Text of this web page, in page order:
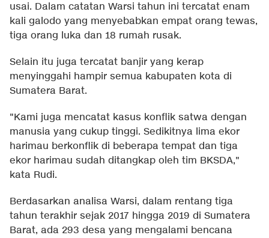
usai. Dalam catatan Warsi tahun ini tercatat enam
kali galodo yang menyebabkan empat orang tewas,
tiga orang luka dan 18 rumah rusak.
Selain itu juga tercatat banjir yang kerap
menyinggahi hampir semua kabupaten kota di
Sumatera Barat.
"Kami juga mencatat kasus konflik satwa dengan
manusia yang cukup tinggi. Sedikitnya lima ekor
harimau berkonflik di beberapa tempat dan tiga
ekor harimau sudah ditangkap oleh tim BKSDA,"
kata Rudi.
Berdasarkan analisa Warsi, dalam rentang tiga
tahun terakhir sejak 2017 hingga 2019 di Sumatera
Barat, ada 293 desa yang mengalami bencana